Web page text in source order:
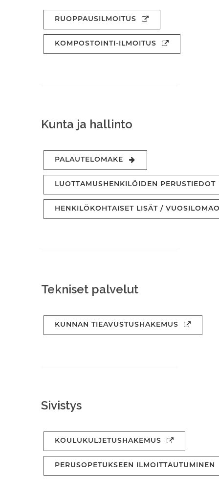
RUOPPAUSILMOITUS
KOMPOSTOINTI-ILMOITUS
Kunta ja hallinto
PALAUTELOMAKE
LUOTTAMUSHENKILÖIDEN PERUSTIEDOT
HENKILÖKOHTAISET LISÄT /
Tekniset palvelut
KUNNAN TIEAVUSTUSHAKEMUS
Sivistys
KOULUKULJETUSHAKEMUS
PERUSOPETUKSEEN ILMOITTAUTUMINEN